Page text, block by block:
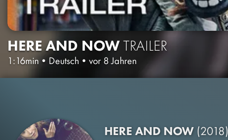
HERE AND NOWTRAILER
1:16min• Deutsch • vor 8 Jahren
HERE AND NOW (2018)